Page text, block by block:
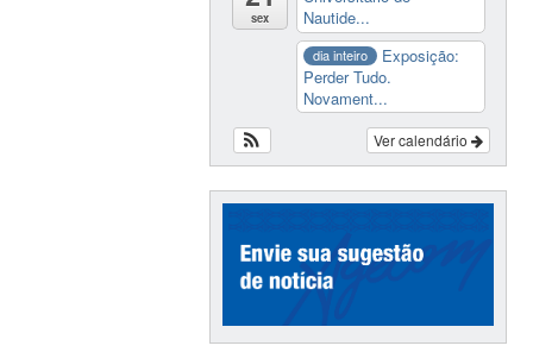
sex
Nautide...
dia inteiro
Exposição:
Perder Tudo.
Novament...
Ver calendário